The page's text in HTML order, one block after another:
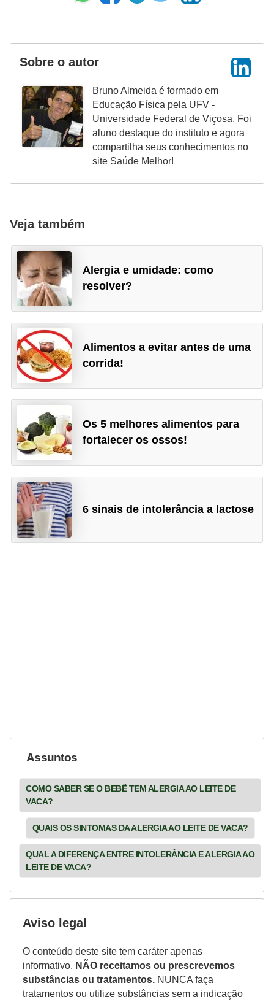
Sobre o autor
Bruno Almeida é formado em
Educação Física pela UFV -
Universidade Federal de Viçosa. Foi
aluno destaque do instituto e agora
compartilha seus conhecimentos no
site Saúde Melhor!
Veja também
Alergia e umidade: como
resolver?
Alimentos a evitar antes de uma
corrida!
Os 5 melhores alimentos para
fortalecer os ossos!
6 sinais de intolerância a lactose
Assuntos
COMO SABER SE O BEBÊ TEM ALERGIA AO LEITE DE
VACA?
QUAIS OS SINTOMAS DA ALERGIA AO LEITE DE VACA?
QUAL A DIFERENÇA ENTRE INTOLERÂNCIA E ALERGIA AO
LEITE DE VACA?
Aviso legal
O conteúdo deste site tem caráter apenas
informativo. NÃO receitamos ou prescrevemos
substâncias ou tratamentos. NUNCA faça
tratamentos ou utilize substâncias sem a indicação